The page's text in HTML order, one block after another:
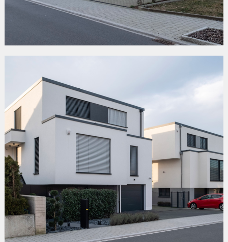
RUE DE LEUDELANGE
Bertrange